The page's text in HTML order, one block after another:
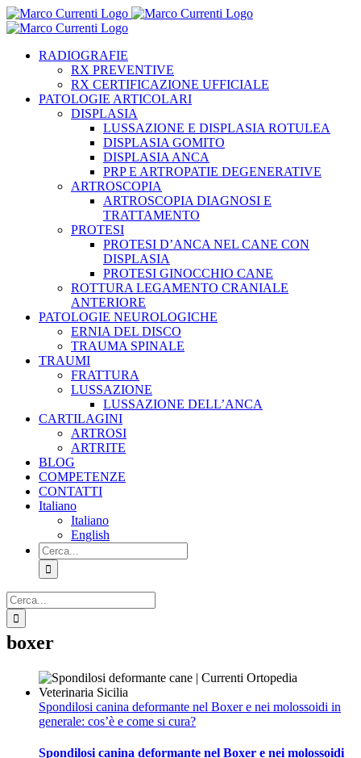
Salta
al
RADIOGRAFIE
RX PREVENTIVE
RX CERTIFICAZIONE UFFICIALE
PATOLOGIE ARTICOLARI
DISPLASIA
LUSSAZIONE E DISPLASIA ROTULEA
DISPLASIA GOMITO
DISPLASIA ANCA
PRP E ARTROPATIE DEGENERATIVE
ARTROSCOPIA
ARTROSCOPIA DIAGNOSI E
TRATTAMENTO
PROTESI
PROTESI D’ANCA NEL CANE CON
DISPLASIA
PROTESI GINOCCHIO CANE
ROTTURA LEGAMENTO CRANIALE
ANTERIORE
PATOLOGIE NEUROLOGICHE
ERNIA DEL DISCO
TRAUMA SPINALE
TRAUMI
FRATTURA
LUSSAZIONE
LUSSAZIONE DELL’ANCA
CARTILAGINI
ARTROSI
ARTRITE
BLOG
COMPETENZE
CONTATTI
Italiano
Italiano
English
Cerca
per:
Cerca
per:
boxer
Spondilosi canina deformante nel Boxer e nei molossoidi in
generale: cos’è e come si cura?
Spondilosi canina deformante nel Boxer e nei molossoidi